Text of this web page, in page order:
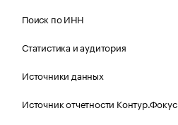
Поиск по ИНН
Статистика и аудитория
Источники данных
Источник отчетности Контур.Фокус